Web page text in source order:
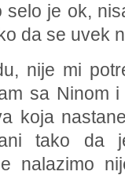
selo je ok,
da se uvek
nije mi
sa Ninom
koja
tako da
nalazimo